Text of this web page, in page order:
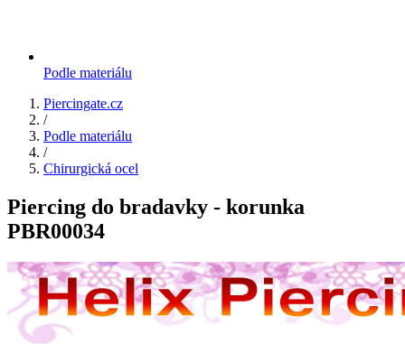
Podle materiálu
Piercingate.cz
/
Podle materiálu
/
Chirurgická ocel
Piercing do bradavky - korunka
PBR00034